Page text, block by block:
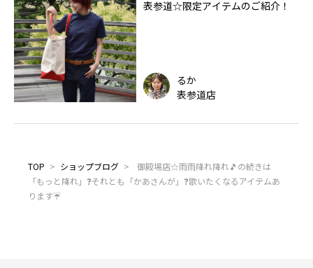
表参道☆限定アイテムのご紹介！
るか
表参道店
TOP > ショップブログ >
御殿場店☆雨雨降れ降れ🎵の続きは
「もっと降れ」❓それとも「かあさんが」❓歌いたくなるアイテムあ
ります☔